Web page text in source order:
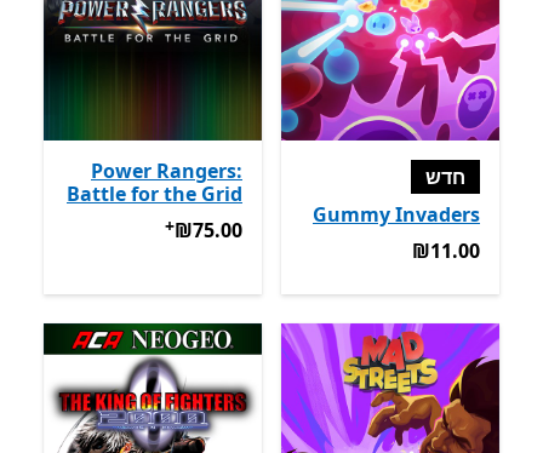
חדש
Gummy Invaders
‪₪11.00‬
‪₪11.00‬
Power Rangers:
Battle for the Grid
‪₪75.00‬מבצעים על רכישת‪₪75.00‬
+